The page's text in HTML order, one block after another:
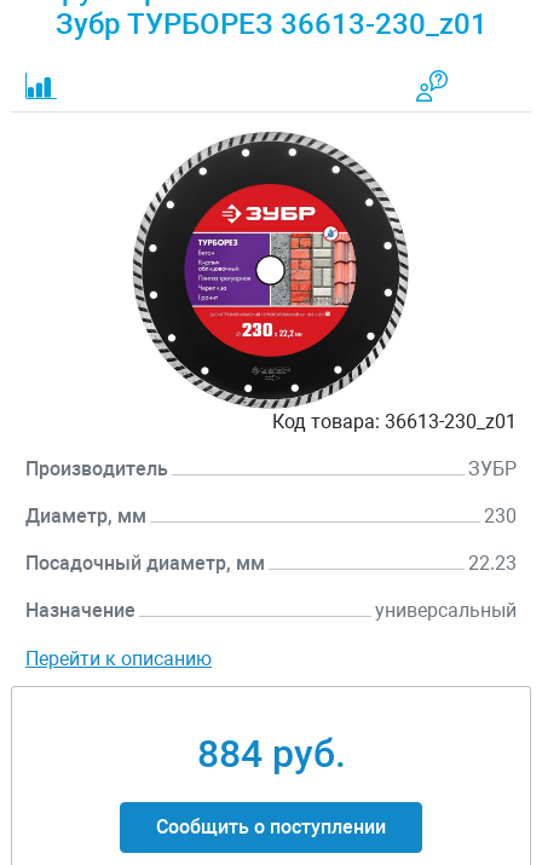
Зубр ТУРБОРЕЗ 36613-230_z01
Код товара: 36613-230_z01
Производитель ЗУБР
Диаметр, мм 230
Посадочный диаметр, мм 22.23
Назначение универсальный
Перейти к описанию
884 руб.
Сообщить о поступлении